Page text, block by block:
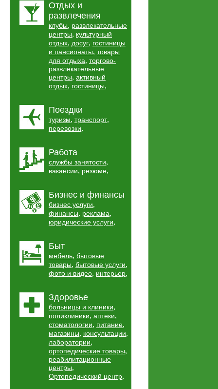
Отдых и
развлечения
клубы, развлекательные
центры, культурный
отдых, досуг, гостиницы
и пансионаты, товары
для отдыха, торгово-
развлекательные
центры, активный
отдых, гостиницы,
Поездки
туризм, транспорт,
перевозки,
Работа
службы занятости,
вакансии, резюме,
Бизнес и финансы
бизнес услуги,
финансы, реклама,
юридические услуги,
Быт
мебель, бытовые
товары, бытовые услуги,
фото и видео, интерьер,
Здоровье
больницы и клиники,
поликлиники, аптеки,
стоматологии, питание,
магазины, консультации,
лаборатории,
ортопедические товары,
реабилитационные
центры,
Ортопедический центр,